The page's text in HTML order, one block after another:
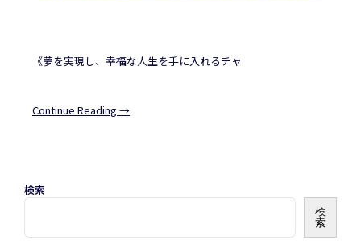
《夢を実現し、幸福な人生を手に入れるチャ
Continue Reading →
検索
検
索